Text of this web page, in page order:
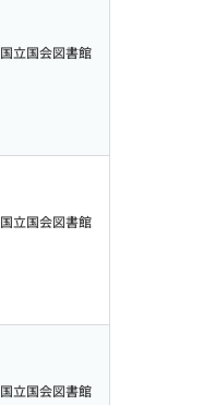
国立国会図書館
国立国会図書館
国立国会図書館